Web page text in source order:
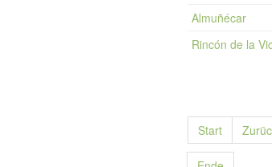
Almuñécar
Rincón de la
Start